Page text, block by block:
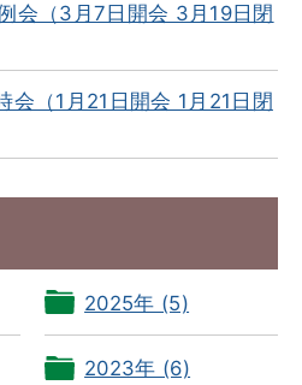
会（3月7日開会 3月19日閉
会（1月21日開会 1月21日閉
2025年 (5)
2023年 (6)